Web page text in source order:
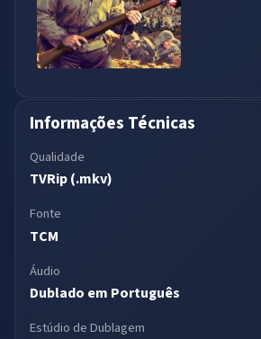
Informações Técnicas
Qualidade
TVRip (.mkv)
Fonte
TCM
Áudio
Dublado em Português
Estúdio de Dublagem